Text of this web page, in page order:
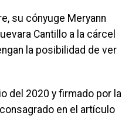
su cónyuge Meryann
Cantillo a la cárcel
la posibilidad de ver
del 2020 y firmado por la
en el artículo